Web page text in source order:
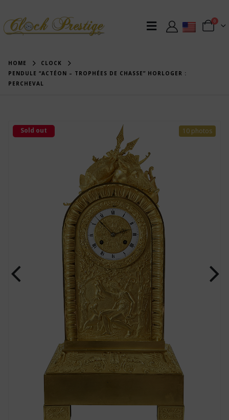
0
HOME
CLOCK
PENDULE “ACTÉON – TROPHÉES DE CHASSE” HORLOGER :
PERCHEVAL
10 photos
Sold out